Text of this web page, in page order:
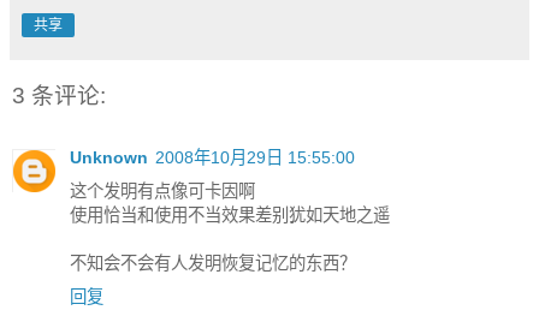
共享
3 条评论:
Unknown 2008年10月29日 15:55:00
这个发明有点像可卡因啊
使用恰当和使用不当效果差别犹如天地之遥
不知会不会有人发明恢复记忆的东西？
回复